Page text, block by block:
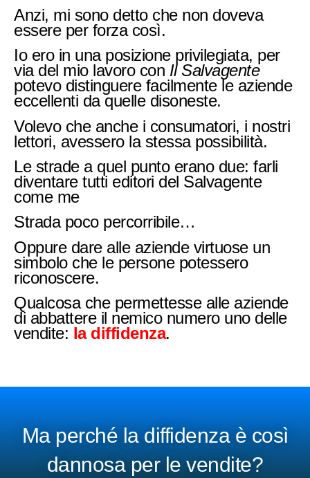
Anzi, mi sono detto che non doveva
essere per forza così.
Io ero in una posizione privilegiata, per
via del mio lavoro con Il Salvagente
potevo distinguere facilmente le aziende
eccellenti da quelle disoneste.
Volevo che anche i consumatori, i nostri
lettori, avessero la stessa possibilità.
Le strade a quel punto erano due: farli
diventare tutti editori del Salvagente
come me
Strada poco percorribile…
Oppure dare alle aziende virtuose un
simbolo che le persone potessero
riconoscere.
Qualcosa che permettesse alle aziende
di abbattere il nemico numero uno delle
vendite: la diffidenza.
Ma perché la diffidenza è così
dannosa per le vendite?